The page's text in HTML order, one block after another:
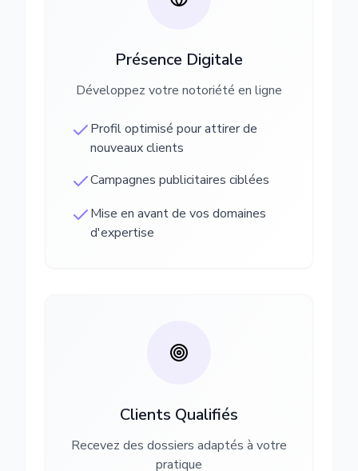
Présence Digitale
Développez votre notoriété en ligne
Profil optimisé pour attirer de
nouveaux clients
Campagnes publicitaires ciblées
Mise en avant de vos domaines
d'expertise
Clients Qualifiés
Recevez des dossiers adaptés à votre
pratique